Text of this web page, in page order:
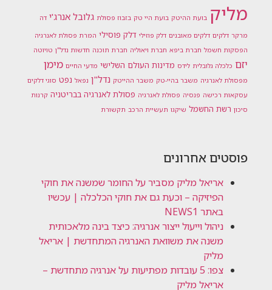
מליק בועת ההיטק בועת היי טק בזבוז פסולת גלובל אנרג'י דה
מרקר דלקים דלקים מאובנים דלק פוזילי דלק פוסילי המרת פסולת לאנרגיה
הפסקות חשמל חברת ביפא חברת ויאוליה חברת תוכנה חדשות נדל"ן טויוטה
יזם כלכלה גלובלית לידס מדינות העולם השלישי מדעי החיים מימן
מפסולת לאנרגיה משבר בהיי-טק משבר ההייטק נדל"ן נפאל נפט סוגי דלקים
עסקאות רכישה פנסיה פסולת לאנרגיה פסולת לאנרגיה בבריטניה קרנות
סיכון רשת החשמל שיקגו תעשיית הרכב תקשורת
פוסטים אחרונים
אריאל מליק מסביר על החומר שמשנה את חוקי
הפיזיקה – וכעת גם את חוקי הכלכלה | עכשיו
באתר NEWS1
ניהול וייעול ייצור אנרגיה: כיצד בינה מלאכותית
משנה את משוואת האנרגיה המתחדשת | אריאל
מליק
צפו: 5 עובדות מפתיעות על אנרגיה מתחדשת –
אריאל מליק